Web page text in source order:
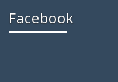
Facebook